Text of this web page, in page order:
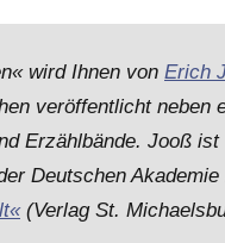
wird Ihnen von Erich
veröffentlicht neben
Erzählbände. Jooß
Deutschen
(Verlag St.